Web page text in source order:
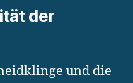
der
und die